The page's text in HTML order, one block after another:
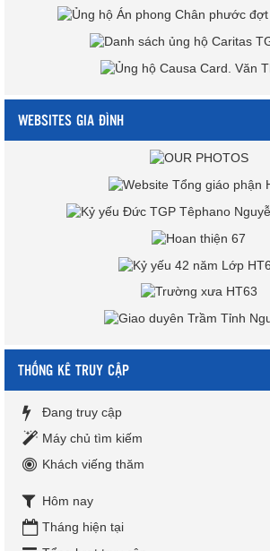
WEBSITES GIA ĐÌNH
THỐNG KÊ TRUY CẬP
Đang truy cập
Máy chủ tìm kiếm
Khách viếng thăm
Hôm nay
Tháng hiện tại